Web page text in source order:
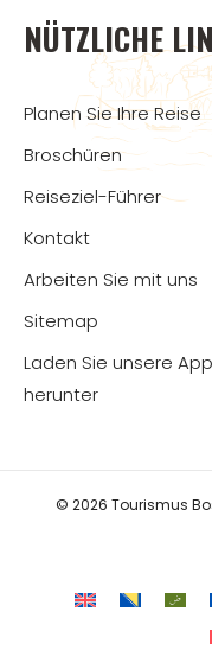
NÜTZLICHE
Planen Sie Ihre Reise
Broschüren
Reiseziel-Führer
Kontakt
Arbeiten Sie mit uns
Sitemap
Laden Sie unsere App
herunter
© 2026 Tourismus